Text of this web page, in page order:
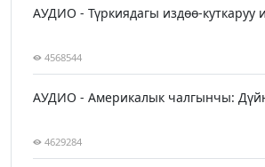
АУДИО - Түркиядагы издөө-куткаруу
4568544
АУДИО - Америкалык чалгынчы:
4629284